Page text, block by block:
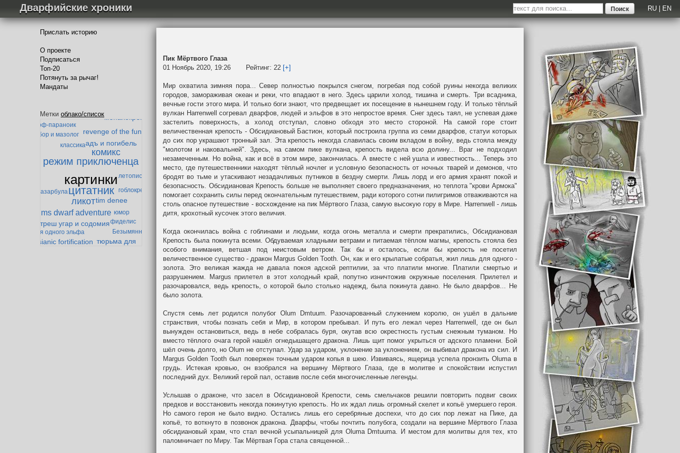
Дварфийские хроники RU EN
Прислать историю
О проекте
Подписаться
Топ-20
Потянуть за рычаг!
Мандаты
Метки облако/список
картинки
цитатник
режим приключенца
ликот
комикс
ms dwarf adventure
треш угар и содомия
tim denee
адъ и погибель
revenge of the fun
messianic fortification тюрьма для
монахокрепость
фиделис
классика
теория превосходства
дварф-параноик
история одного эльфа
гоблокрепость
гандибор и мазолог
юмор
летопись
Падение Мазарбула
Безымянный
Пик Мёртвого Глаза
01 Ноябрь 2020, 19:26
Рейтинг: 22 [+]
Мир охватила зимняя пора... Север полностью покрылся снегом, погребая под собой руины некогда великих
городов, замораживая океан и реки, что впадают в него. Здесь царили холод, тишина и смерть. Три всадника,
вечные гости этого мира. И только боги знают, что предвещает их посещение в нынешнем году. И только тёплый
вулкан Harrenwell согревал дварфов, людей и эльфов в это непростое время. Снег здесь таял, не успевая даже
застелить поверхность, а холод отступал, словно обходя это место стороной. На самой горе стоит
величественная крепость - Обсидиановый Бастион, который построила группа из семи дварфов, статуи которых
до сих пор украшают тронный зал. Эта крепость некогда славилась своим вкладом в войну, ведь стояла между
"молотом и наковальней". Здесь, на самом пике вулкана, крепость видела всю долину... Враг не подходил
незамеченным. Но война, как и всё в этом мире, закончилась. А вместе с ней ушла и известность... Теперь это
место, где путешественники находят тёплый ночлег и условную безопасность от ночных тварей и демонов, что
бродят во тьме и утаскивают незадачливых путников в бездну смерти. Лишь лорд и его армия хранят покой и
безопасность. Обсидиановая Крепость больше не выполняет своего предназначения, но теплота "крови Армока"
помогает сохранить силы перед окончательным путешествием, ради которого сотни пилигримов отваживаются на
столь опасное путешествие - восхождение на пик Мёртвого Глаза, самую высокую гору в Мире. Harrenwell - лишь
дитя, крохотный кусочек этого величия.
Когда окончилась война с гоблинами и людьми, когда огонь металла и смерти прекратились, Обсидиановая
Крепость была покинута всеми. Обдуваемая хладными ветрами и питаемая тёплом магмы, крепость стояла без
особого внимания, ветшая под неистовым ветром. Так бы и осталось, если бы крепость не посетил
величественное существо - дракон Margus Golden Tooth. Он, как и его крылатые собратья, жил лишь для одного -
золота. Это великая жажда не давала покоя адской рептилии, за что платили многие. Платили смертью и
разрушением. Margus прилетел в этот холодный край, попутно изничтожив окружные поселения. Прилетел и
разочаровался, ведь крепость, о которой было столько надежд, была покинута давно. Не было дварфов... Не
было золота.
Спустя семь лет родился полубог Olum Dmtuum. Разочарованный служением королю, он ушёл в дальние
странствия, чтобы познать себя и Мир, в котором пребывал. И путь его лежал через Harrenwell, где он был
вынужден остановиться, ведь в небе собралась буря, окутав всю окрестность густым снежным туманом. Но
вместо тёплого очага герой нашёл огнедышащего дракона. Лишь щит помог укрыться от адского пламени. Бой
шёл очень долго, но Olum не отступал. Удар за ударом, уклонение за уклонением, он выбивал дракона из сил. И
Margus Golden Tooth был повержен точным ударом копья в шею. Извиваясь, ящерица успела пронзить Oluma в
грудь. Истекая кровью, он взобрался на вершину Мёртвого Глаза, где в молитве и спокойствии испустил
последний дух. Великий герой пал, оставив после себя многочисленные легенды.
Услышав о драконе, что засел в Обсидиановой Крепости, семь смельчаков решили повторить подвиг своих
предков и восстановить некогда покинутую крепость. Но их ждал лишь огромный скелет и копьё умершего героя.
Но самого героя не было видно. Остались лишь его серебряные доспехи, что до сих пор лежат на Пике, да
копьё, то воткнуто в позвонок дракона. Дварфы, чтобы почтить полубога, создали на вершине Мёртвого Глаза
обсидиановый храм, что стал вечной усыпальницей для Oluma Dmtuuma. И местом для молитвы для тех, кто
паломничает по Миру. Так Мёртвая Гора стала священной...